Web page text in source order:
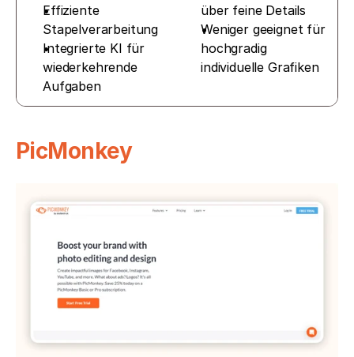
Effiziente
Stapelverarbeitung
Integrierte KI für
wiederkehrende
Aufgaben
über feine Details
Weniger geeignet für
hochgradig
individuelle Grafiken
PicMonkey